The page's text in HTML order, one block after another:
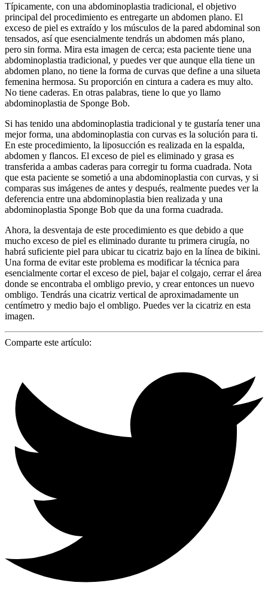
Típicamente, con una abdominoplastia tradicional, el objetivo
principal del procedimiento es entregarte un abdomen plano. El
exceso de piel es extraído y los músculos de la pared abdominal son
tensados, así que esencialmente tendrás un abdomen más plano,
pero sin forma. Mira esta imagen de cerca; esta paciente tiene una
abdominoplastia tradicional, y puedes ver que aunque ella tiene un
abdomen plano, no tiene la forma de curvas que define a una silueta
femenina hermosa. Su proporción en cintura a cadera es muy alto.
No tiene caderas. En otras palabras, tiene lo que yo llamo
abdominoplastia de Sponge Bob.
Si has tenido una abdominoplastia tradicional y te gustaría tener una
mejor forma, una abdominoplastia con curvas es la solución para ti.
En este procedimiento, la liposucción es realizada en la espalda,
abdomen y flancos. El exceso de piel es eliminado y grasa es
transferida a ambas caderas para corregir tu forma cuadrada. Nota
que esta paciente se sometió a una abdominoplastia con curvas, y si
comparas sus imágenes de antes y después, realmente puedes ver la
deferencia entre una abdominoplastia bien realizada y una
abdominoplastia Sponge Bob que da una forma cuadrada.
Ahora, la desventaja de este procedimiento es que debido a que
mucho exceso de piel es eliminado durante tu primera cirugía, no
habrá suficiente piel para ubicar tu cicatriz bajo en la línea de bikini.
Una forma de evitar este problema es modificar la técnica para
esencialmente cortar el exceso de piel, bajar el colgajo, cerrar el área
donde se encontraba el ombligo previo, y crear entonces un nuevo
ombligo. Tendrás una cicatriz vertical de aproximadamente un
centímetro y medio bajo el ombligo. Puedes ver la cicatriz en esta
imagen.
Comparte este artículo: